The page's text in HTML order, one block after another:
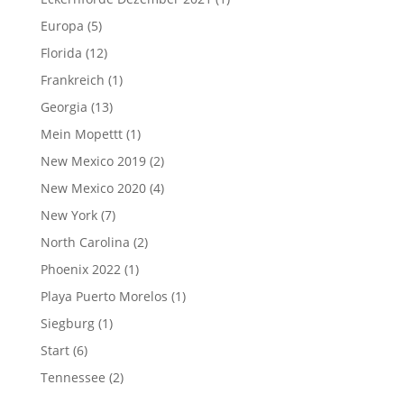
Europa (5)
Florida (12)
Frankreich (1)
Georgia (13)
Mein Mopettt(1)
New Mexico 2019(2)
New Mexico 2020(4)
New York(7)
North Carolina (2)
Phoenix 2022(1)
Playa Puerto Morelos (1)
Siegburg(1)
Start(6)
Tennessee (2)